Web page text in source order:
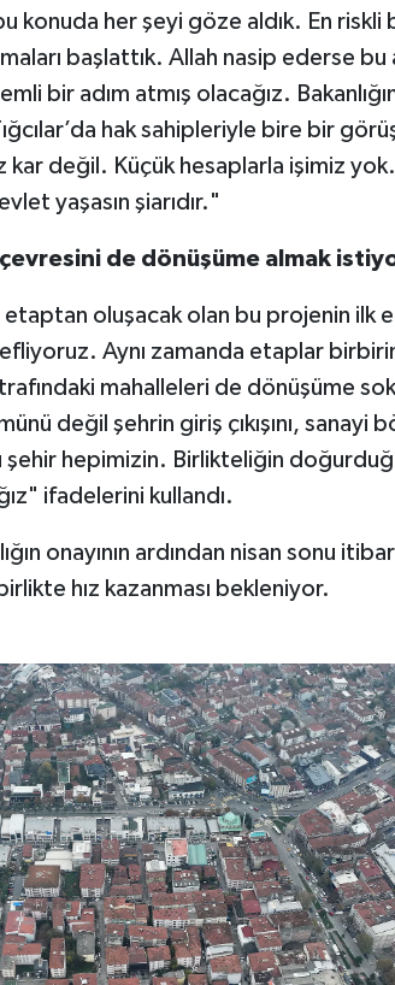
konuda her şeyi göze aldık. En riskli
başlattık. Allah nasip ederse bu
bir adım atmış olacağız.
hak sahipleriyle bire bir
kar değil. Küçük hesaplarla işimiz
yaşasın şiarıdır."
çevresini de dönüşüme almak
etaptan oluşacak olan bu projenin ilk
Aynı zamanda etaplar
mahalleleri de dönüşüme
değil şehrin giriş çıkışını, sanayi
hepimizin. Birlikteliğin
ifadelerini kullandı.
onayının ardından nisan sonu
hız kazanması bekleniyor.